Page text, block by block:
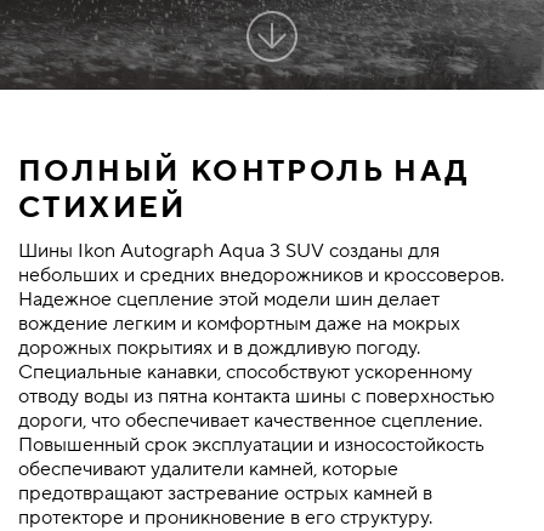
ПОЛНЫЙ КОНТРОЛЬ НАД
СТИХИЕЙ
Шины Ikon Autograph Aqua 3 SUV созданы для
небольших и средних внедорожников и кроссоверов.
Надежное сцепление этой модели шин делает
вождение легким и комфортным даже на мокрых
дорожных покрытиях и в дождливую погоду.
Специальные канавки, способствуют ускоренному
отводу воды из пятна контакта шины с поверхностью
дороги, что обеспечивает качественное сцепление.
Повышенный срок эксплуатации и износостойкость
обеспечивают удалители камней, которые
предотвращают застревание острых камней в
протекторе и проникновение в его структуру.